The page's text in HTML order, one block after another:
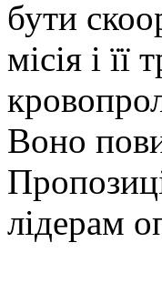
бути
місія і
Воно
лідерам